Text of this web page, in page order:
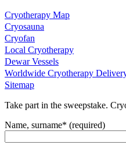
Cryotherapy Map
Cryosauna
Cryofan
Local Cryotherapy
Dewar Vessels
Worldwide Cryotherapy
Sitemap
Take part in the sweepstake.
Name, surname* (required)